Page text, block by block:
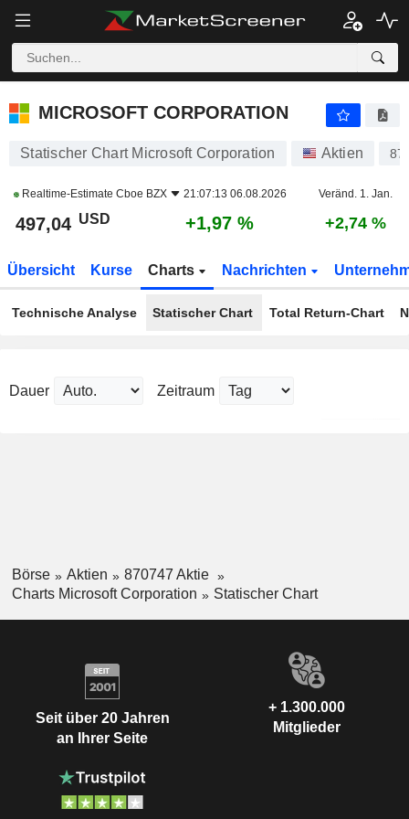
MICROSOFT CORPORATION
MICROSOFT CORPORATION
Statischer Chart Microsoft Corporation Aktien
Realtime-Estimate Cboe BZX 21:07:13 06.08.2026 Veränd. 1. Jan.
497,04 USD +1,97 % +2,74 %
Übersicht Kurse Charts Nachrichten
Technische Analyse Statischer Chart Total Return-Chart
Dauer Zeitraum
Börse Aktien
870747 Aktie
Charts Microsoft Corporation
Statischer Chart
Seit über 20 Jahren
an Ihrer Seite
+ 1.300.000
Mitglieder